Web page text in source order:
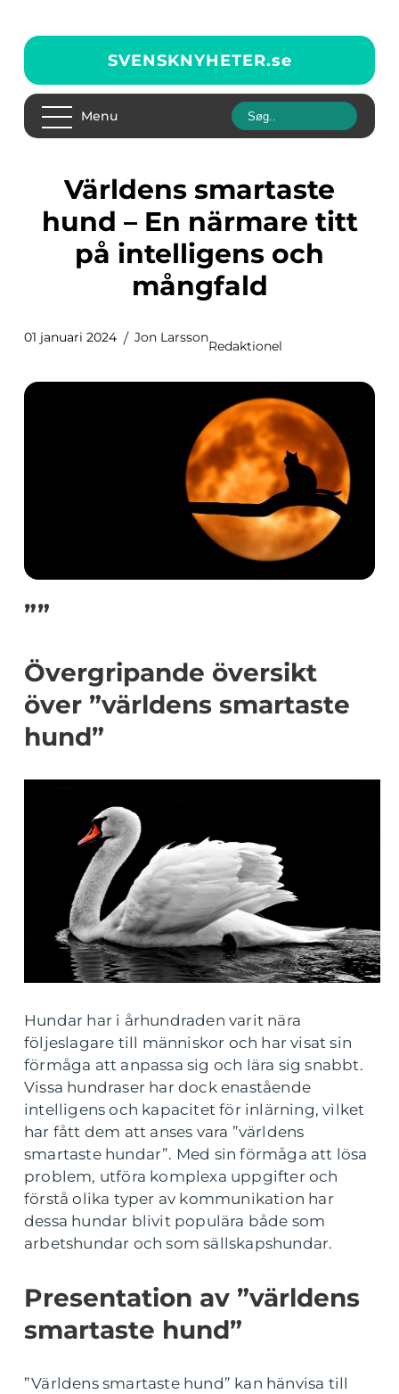
SVENSKNYHETER.se
Menu
Världens smartaste
hund – En närmare titt
på intelligens och
mångfald
01 januari 2024 Jon Larsson
Redaktionel
””
Övergripande översikt
över ”världens smartaste
hund”
Hundar har i århundraden varit nära
följeslagare till människor och har visat sin
förmåga att anpassa sig och lära sig snabbt.
Vissa hundraser har dock enastående
intelligens och kapacitet för inlärning, vilket
har fått dem att anses vara ”världens
smartaste hundar”. Med sin förmåga att lösa
problem, utföra komplexa uppgifter och
förstå olika typer av kommunikation har
dessa hundar blivit populära både som
arbetshundar och som sällskapshundar.
Presentation av ”världens
smartaste hund”
”Världens smartaste hund” kan hänvisa till